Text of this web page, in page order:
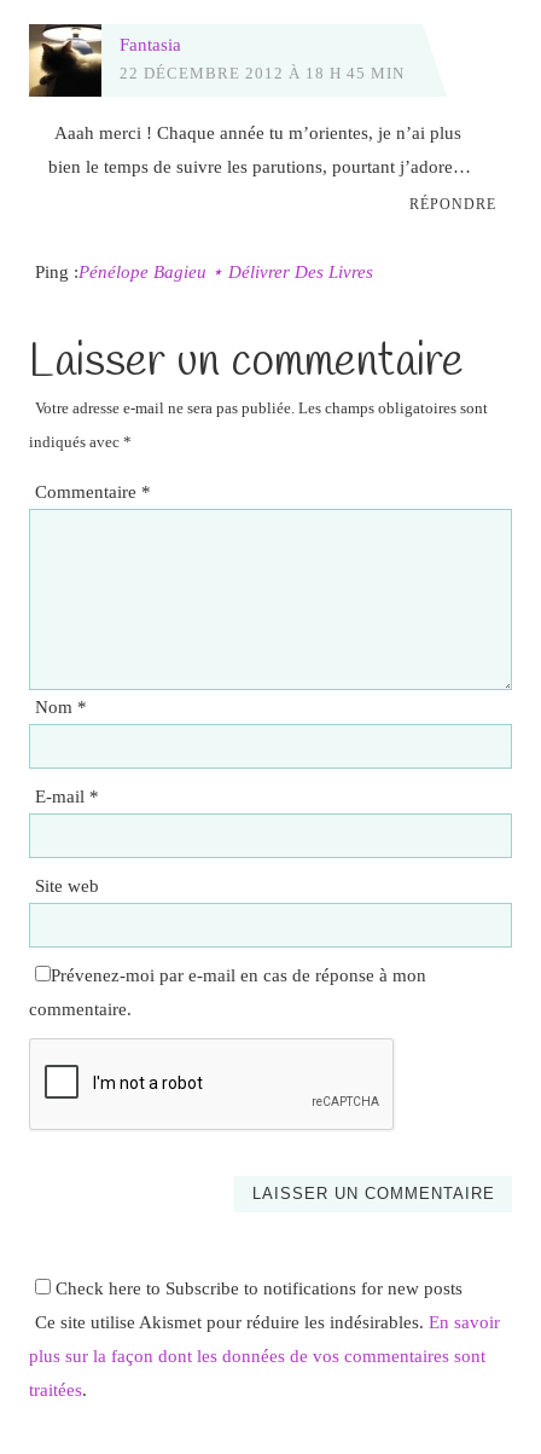
Fantasia
22 DÉCEMBRE 2012 À 18 H 45 MIN
Aaah merci ! Chaque année tu m’orientes, je n’ai plus
bien le temps de suivre les parutions, pourtant j’adore…
RÉPONDRE
Ping :Pénélope Bagieu ⋆ Délivrer Des Livres
Laisser un commentaire
Votre adresse e-mail ne sera pas publiée. Les champs obligatoires sont
indiqués avec *
Commentaire *
Nom *
E-mail *
Site web
Prévenez-moi par e-mail en cas de réponse à mon
commentaire.
Check here to Subscribe to notifications for new posts
Ce site utilise Akismet pour réduire les indésirables. En savoir
plus sur la façon dont les données de vos commentaires sont
traitées.